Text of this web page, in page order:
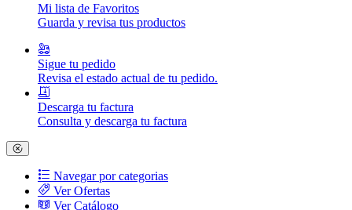
Mi lista de Favoritos
Guarda y revisa tus productos
Sigue tu pedido
Revisa el estado actual de tu pedido.
Descarga tu factura
Consulta y descarga tu factura
Navegar por categorias
Ver Ofertas
Ver Catálogo